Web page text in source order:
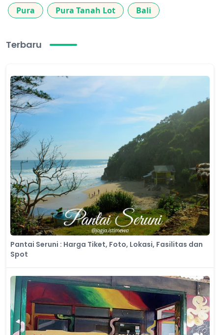
Pura Pura Tanah Lot Bali
Terbaru
Pantai Seruni : Harga Tiket, Foto, Lokasi, Fasilitas dan
Spot